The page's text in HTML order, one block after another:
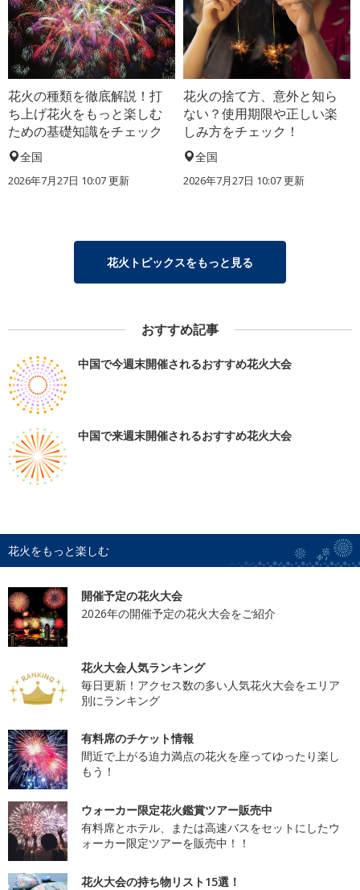
花火の種類を徹底解説！打
ち上げ花火をもっと楽しむ
ための基礎知識をチェック
全国
2026年7月27日 10:07 更新
花火の捨て方、意外と知ら
ない？使用期限や正しい楽
しみ方をチェック！
全国
2026年7月27日 10:07 更新
花火トピックスをもっと見る
おすすめ記事
中国で今週末開催されるおすすめ花火大会
中国で来週末開催されるおすすめ花火大会
花火をもっと楽しむ
開催予定の花火大会
2026年の開催予定の花火大会をご紹介
花火大会人気ランキング
毎日更新！アクセス数の多い人気花火大会をエリア
別にランキング
有料席のチケット情報
間近で上がる迫力満点の花火を座ってゆったり楽し
もう！
ウォーカー限定花火鑑賞ツアー販売中
有料席とホテル、または高速バスをセットにしたウ
ォーカー限定ツアーを販売中！！
花火大会の持ち物リスト15選！